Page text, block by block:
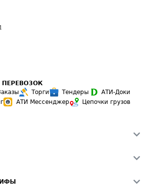
Торги Тендеры
АТИ-Доки
АТИ Мессенджер
Цепочки грузов
сайте